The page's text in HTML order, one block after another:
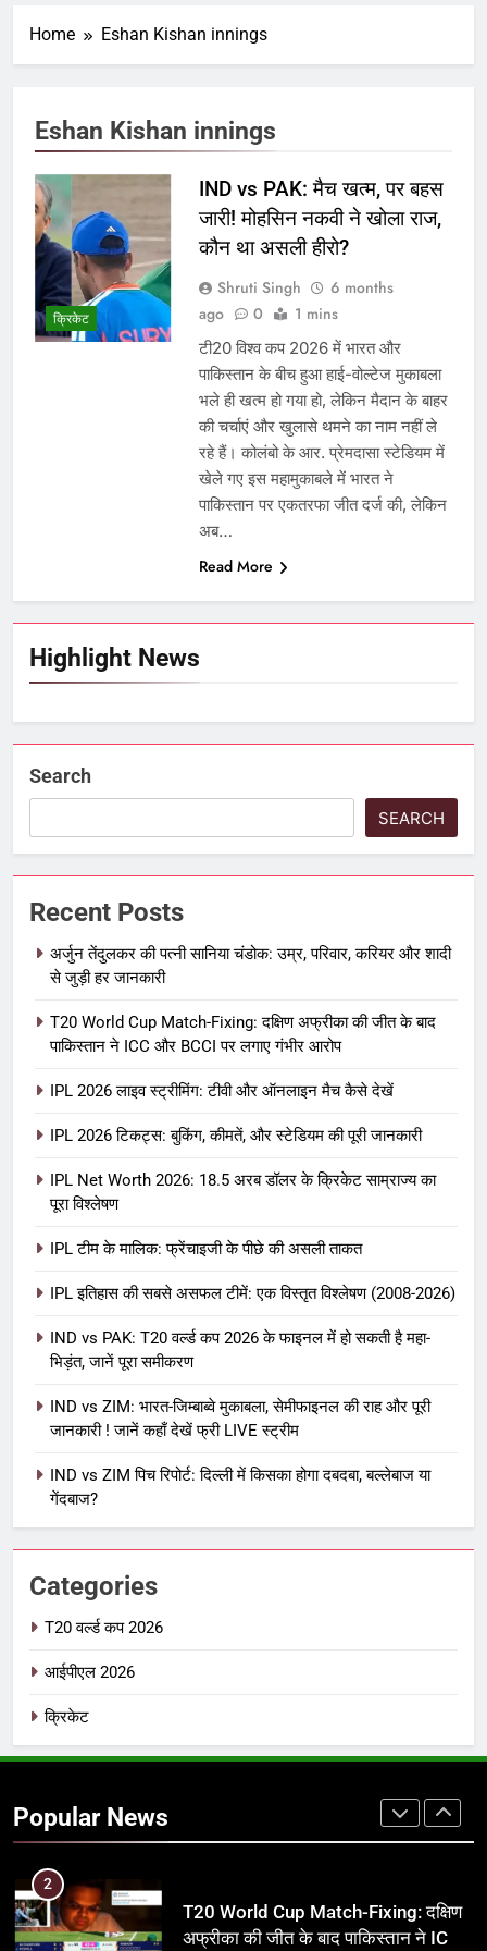
Home Eshan Kishan innings
Highlight News
Eshan Kishan innings
क्रिकेट
IND vs PAK: मैच खत्म, पर बहस
जारी! मोहसिन नकवी ने खोला राज,
कौन था असली हीरो?
Shruti Singh
6 months
ago
0 1 mins
टी20 विश्व कप 2026 में भारत और
पाकिस्तान के बीच हुआ हाई-वोल्टेज मुकाबला
भले ही खत्म हो गया हो, लेकिन मैदान के बाहर
की चर्चाएं और खुलासे थमने का नाम नहीं ले
रहे हैं। कोलंबो के आर. प्रेमदासा स्टेडियम में
खेले गए इस महामुकाबले में भारत ने
पाकिस्तान पर एकतरफा जीत दर्ज की, लेकिन
अब…
Read More
Search
SEARCH
Recent Posts
अर्जुन तेंदुलकर की पत्नी सानिया चंडोक: उम्र, परिवार, करियर और शादी
से जुड़ी हर जानकारी
T20 World Cup Match-Fixing: दक्षिण अफ्रीका की जीत के बाद
पाकिस्तान ने ICC और BCCI पर लगाए गंभीर आरोप
IPL 2026 लाइव स्ट्रीमिंग: टीवी और ऑनलाइन मैच कैसे देखें
IPL 2026 टिकट्स: बुकिंग, कीमतें, और स्टेडियम की पूरी जानकारी
IPL Net Worth 2026: 18.5 अरब डॉलर के क्रिकेट साम्राज्य का
पूरा विश्लेषण
IPL टीम के मालिक: फ्रेंचाइजी के पीछे की असली ताकत
IPL इतिहास की सबसे असफल टीमें: एक विस्तृत विश्लेषण (2008-2026)
IND vs PAK: T20 वर्ल्ड कप 2026 के फाइनल में हो सकती है महा-
भिड़ंत, जानें पूरा समीकरण
IND vs ZIM: भारत-जिम्बाब्वे मुकाबला, सेमीफाइनल की राह और पूरी
जानकारी ! जानें कहाँ देखें फ्री LIVE स्ट्रीम
IND vs ZIM पिच रिपोर्ट: दिल्ली में किसका होगा दबदबा, बल्लेबाज या
गेंदबाज?
Categories
T20 वर्ल्ड कप 2026
आईपीएल 2026
क्रिकेट
Popular News
IPL Net Worth 2026: 18.5 अरब डॉलर
आईपीएल 2026 क्रिकेट
IPL टीम के मालिक: फ्रेंचाइजी के पीछे की
असली ताकत
आईपीएल 2026 क्रिकेट
IPL इतिहास की सबसे असफल टीमें: एक
8
अर्जुन तेंदुलकर की पत्नी सानिया चंडोक:
उम्र, परिवार, करियर और शादी से जुड़ी हर
2
T20 World Cup Match-Fixing: दक्षिण
अफ्रीका की जीत के बाद पाकिस्तान ने ICC